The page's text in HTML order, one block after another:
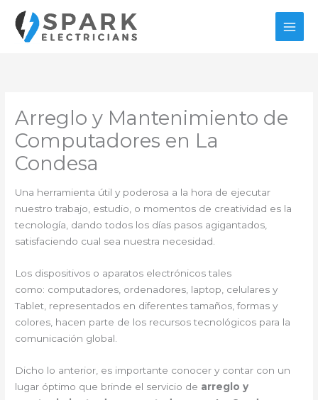
contenido
Arreglo y Mantenimiento de
Computadores en La
Condesa
Una herramienta útil y poderosa a la hora de ejecutar
nuestro trabajo, estudio, o momentos de creatividad es la
tecnología, dando todos los días pasos agigantados,
satisfaciendo cual sea nuestra necesidad.
Los dispositivos o aparatos electrónicos tales
como: computadores, ordenadores, laptop, celulares y
Tablet, representados en diferentes tamaños, formas y
colores, hacen parte de los recursos tecnológicos para la
comunicación global.
Dicho lo anterior, es importante conocer y contar con un
lugar óptimo que brinde el servicio de arreglo y